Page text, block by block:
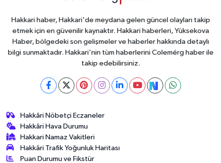
Hakkari haber, Hakkari'de meydana gelen güncel olayları takip
etmek için en güvenilir kaynaktır. Hakkari haberleri, Yüksekova
Haber, bölgedeki son gelişmeler ve haberler hakkında detaylı
bilgi sunmaktadır. Hakkari'nin tüm haberlerini Colemérg haber ile
takip edebilirsiniz.
Hakkâri Nöbetçi Eczaneler
Hakkâri Hava Durumu
Hakkari Namaz Vakitleri
Hakkâri Trafik Yoğunluk Haritası
Puan Durumu ve Fikstür